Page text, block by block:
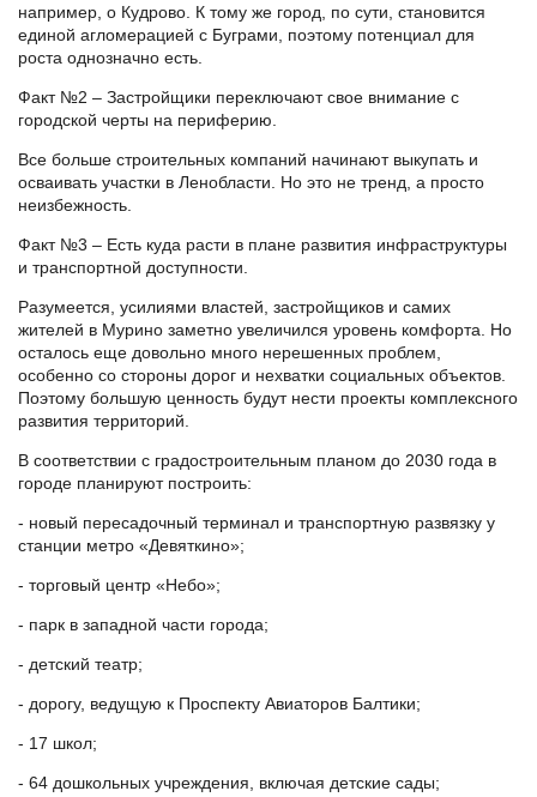
например, о Кудрово. К тому же город, по сути, становится
единой агломерацией с Буграми, поэтому потенциал для
роста однозначно есть.
Факт №2 – Застройщики переключают свое внимание с
городской черты на периферию.
Все больше строительных компаний начинают выкупать и
осваивать участки в Ленобласти. Но это не тренд, а просто
неизбежность.
Факт №3 – Есть куда расти в плане развития инфраструктуры
и транспортной доступности.
Разумеется, усилиями властей, застройщиков и самих
жителей в Мурино заметно увеличился уровень комфорта. Но
осталось еще довольно много нерешенных проблем,
особенно со стороны дорог и нехватки социальных объектов.
Поэтому большую ценность будут нести проекты комплексного
развития территорий.
В соответствии с градостроительным планом до 2030 года в
городе планируют построить:
- новый пересадочный терминал и транспортную развязку у
станции метро «Девяткино»;
- торговый центр «Небо»;
- парк в западной части города;
- детский театр;
- дорогу, ведущую к Проспекту Авиаторов Балтики;
- 17 школ;
- 64 дошкольных учреждения, включая детские сады;